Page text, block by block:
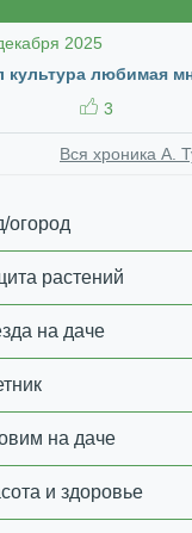
2025
культура любимая
3
Вся хроника А.
огород
растений
на даче
на даче
и здоровье